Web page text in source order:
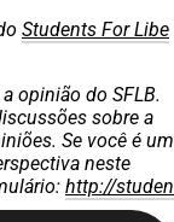
Students For Libe
opinião do SFLB.
sobre a
Se você é um
neste
http://studen